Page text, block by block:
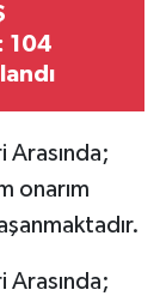
104
onarım